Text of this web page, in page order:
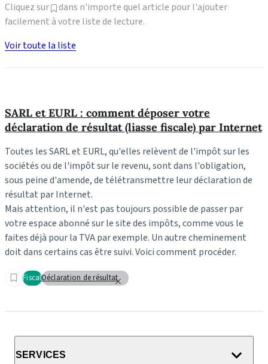
SARL et EURL : comment déposer votre
déclaration de résultat (liasse fiscale) par Internet
Toutes les SARL et EURL, qu'elles relèvent de l'impôt sur les
sociétés ou de l'impôt sur le revenu, sont dans l'obligation,
sous peine d'amende, de télétransmettre leur déclaration de
résultat par Internet.
Mais attention, il n'est pas toujours possible de passer par
votre espace abonné sur le site des impôts, comme vous le
faites déjà pour la TVA par exemple. Un autre cheminement
doit dans certains cas être suivi. Voici comment procéder.
FiscalDéclaration de résultat
Cliquez sur
dans n'importe quel article pour l'ajouter
facilement à votre liste de lecture.
Voir toute la liste
SERVICES